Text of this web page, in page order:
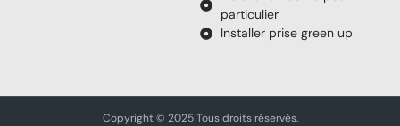
particulier
Installer prise green up
Copyright © 2025 Tous droits réservés.